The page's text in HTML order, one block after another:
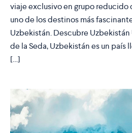
viaje exclusivo en grupo reducido
uno de los destinos más
Uzbekistán. Descubre
de la Seda, Uzbekistán es un país
[…]